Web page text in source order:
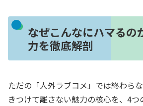
なぜこんなにハマるの
力を徹底解剖
ただの「人外ラブコメ」では終わら
きつけて離さない魅力の核心を、4つ